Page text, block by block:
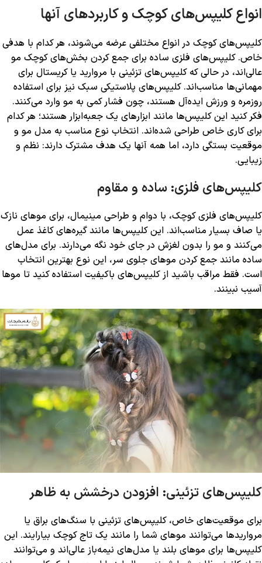
انواع کلیپس‌های کوچک و کاربردهای آنها
کلیپس‌های کوچک در انواع مختلفی عرضه می‌شوند، هر کدام با هدفی
خاص. کلیپس‌های فلزی ساده برای جمع کردن بخش‌های کوچک مو
عالی‌اند، در حالی که کلیپس‌های تزئینی با مروارید یا کریستال برای
مهمانی‌ها مناسب‌اند. کلیپس‌های پلاستیکی سبک نیز برای استفاده
روزمره و ورزش ایده‌آل هستند، چون فشار کمی به مو وارد می‌کنند.
فکر کنید این کلیپس‌ها مانند ابزارهای یک جعبه‌ابزار هستند؛ هر کدام
برای کاری خاص طراحی شده‌اند. انتخاب نوع مناسب به مدل مو و
موقعیت بستگی دارد، اما همه آنها یک هدف مشترک دارند: نظم و
زیبایی.
کلیپس‌های فلزی: ساده و مقاوم
کلیپس‌های فلزی کوچک، با دوام و طراحی مینیمال، برای موهای نازک
یا صاف بسیار مناسب‌اند. این کلیپس‌ها مانند گیره‌های کاغذ عمل
می‌کنند و مو را بدون لغزش در جای خود نگه می‌دارند. برای مدل‌های
ساده مانند جمع کردن موهای جلوی سر، این نوع بهترین انتخاب
است. فقط مراقب باشید از کلیپس‌های باکیفیت استفاده کنید تا موها
آسیب نبینند.
کلیپس‌های تزئینی: افزودن درخشش به ظاهر
برای موقعیت‌های خاص، کلیپس‌های تزئینی با سنگ‌های براق یا
مرواریدها می‌توانند موهای شما را مانند یک تاج کوچک بیارایند. این
کلیپس‌ها برای موهای بلند یا مدل‌های نیمه‌باز عالی‌اند و می‌توانند